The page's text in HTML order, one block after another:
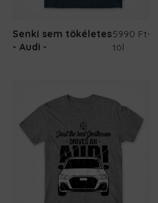
Senki sem tökéletes
- Audi
5990 Ft-
tól